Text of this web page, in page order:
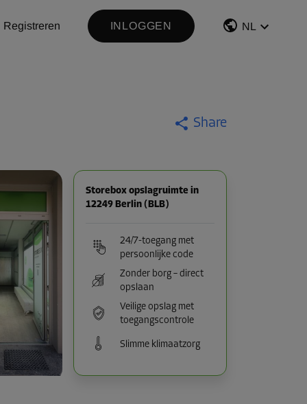
Registreren INLOGGEN NL
Share
Storebox opslagruimte in
12249 Berlin (BLB)
24/7-toegang met
persoonlijke code
Zonder borg – direct
opslaan
Veilige opslag met
toegangscontrole
Slimme klimaatzorg